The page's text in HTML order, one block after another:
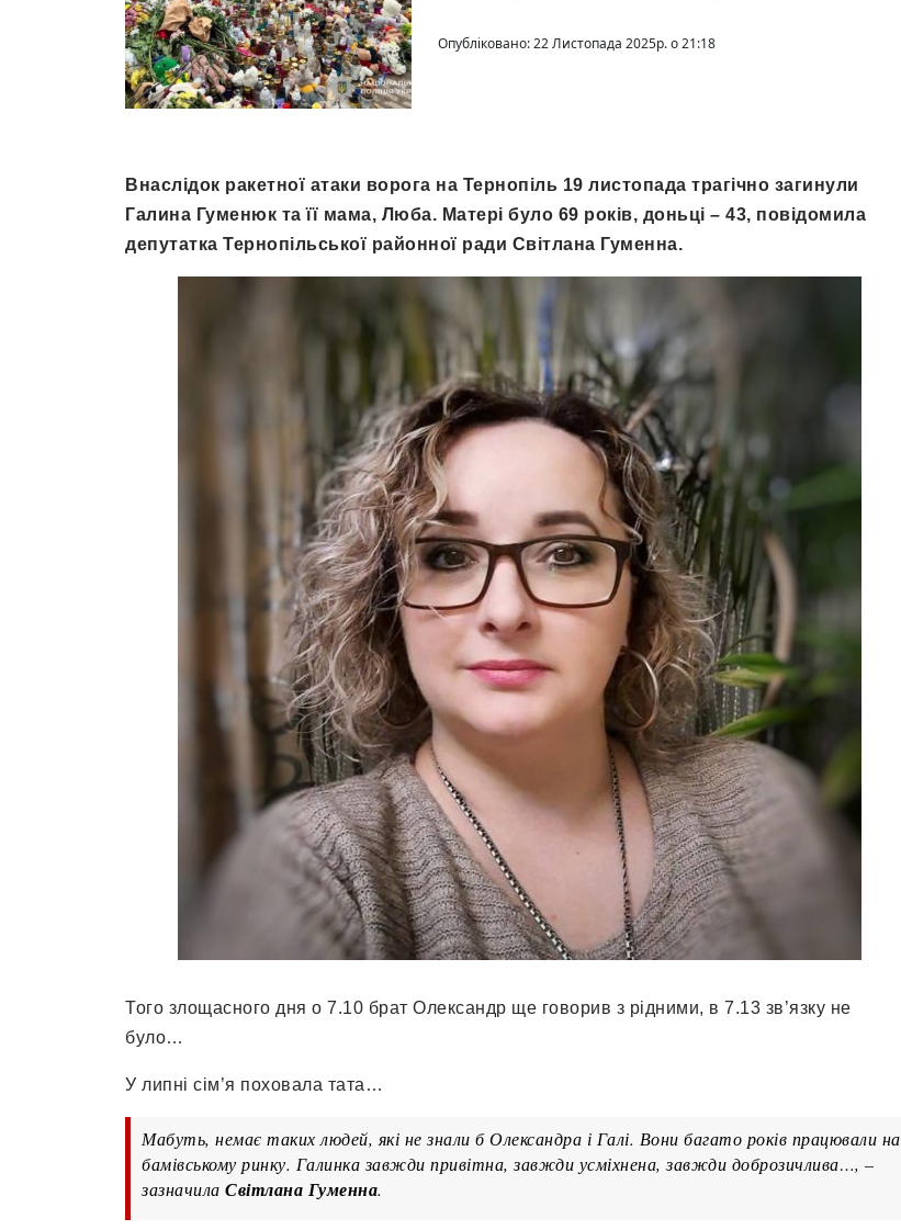
Опубліковано: 22 Листопада 2025р. о 21:18
Внаслідок ракетної атаки ворога на Тернопіль 19 листопада трагічно загинули
Галина Гуменюк та її мама, Люба. Матері було 69 років, доньці – 43, повідомила
депутатка Тернопільської районної ради Світлана Гуменна.
Того злощасного дня о 7.10 брат Олександр ще говорив з рідними, в 7.13 зв’язку не
було…
У липні сім’я поховала тата…
Мабуть, немає таких людей, які не знали б Олександра і Галі. Вони багато років працювали на
бамівському ринку. Галинка завжди привітна, завжди усміхнена, завжди доброзичлива…, –
зазначила Світлана Гуменна.